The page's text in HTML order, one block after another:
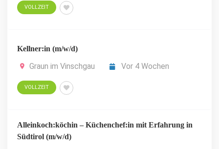
VOLLZEIT
Kellner:in (m/w/d)
Graun im Vinschgau Vor 4 Wochen
VOLLZEIT
Alleinkoch:köchin – Küchenchef:in mit Erfahrung in
Südtirol (m/w/d)